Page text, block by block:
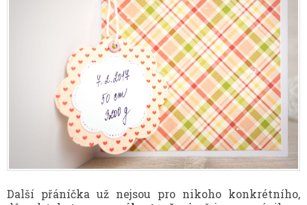
Další přáníčka už nejsou pro nikoho konkrétního,